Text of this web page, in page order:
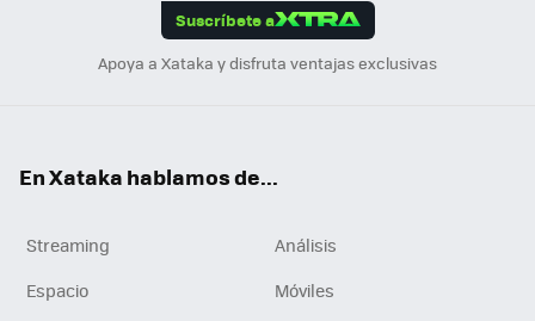
Suscríbete a
Apoya a Xataka y disfruta ventajas exclusivas
En Xataka hablamos de...
Streaming
Análisis
Espacio
Móviles